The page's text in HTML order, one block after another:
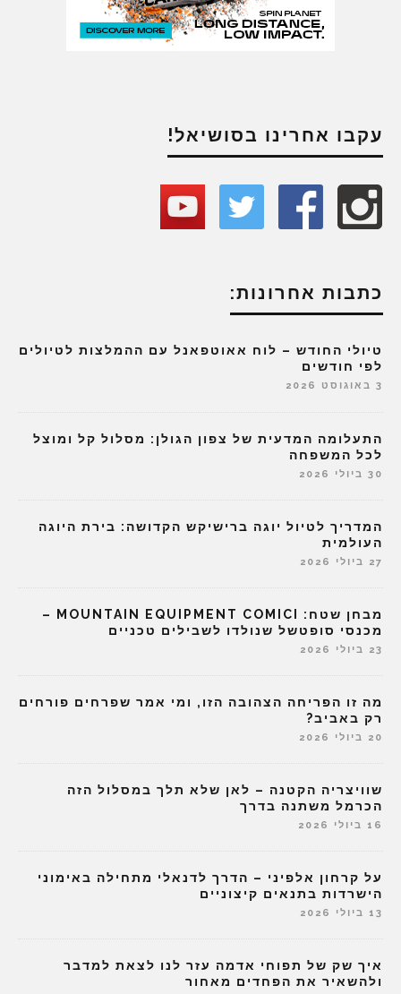
עקבו אחרינו בסושיאל!
כתבות אחרונות:
טיולי החודש – לוח אאוטפאנל עם ההמלצות לטיולים
לפי חודשים
3 באוגוסט 2026
התעלומה המדעית של צפון הגולן: מסלול קל ומוצל
לכל המשפחה
30 ביולי 2026
המדריך לטיול יוגה ברישיקש הקדושה: בירת היוגה
העולמית
27 ביולי 2026
מבחן שטח: MOUNTAIN EQUIPMENT COMICI –
מכנסי סופטשל שנולדו לשבילים טכניים
23 ביולי 2026
מה זו הפריחה הצהובה הזו, ומי אמר שפרחים פורחים
רק באביב?
20 ביולי 2026
שוויצריה הקטנה – לאן שלא תלך במסלול הזה
הכרמל משתנה בדרך
16 ביולי 2026
על קרחון אלפיני – הדרך לדנאלי מתחילה באימוני
הישרדות בתנאים קיצוניים
13 ביולי 2026
איך שק של תפוחי אדמה עזר לנו לצאת למדבר
ולהשאיר את הפחדים מאחור